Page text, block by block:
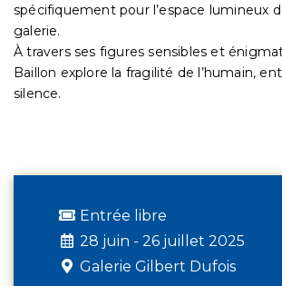
spécifiquement pour l’espace lumineux
galerie.
À travers ses figures sensibles et
Baillon explore la fragilité de l’humain,
silence.
Entrée libre
28 juin - 26 juillet 2025
Galerie Gilbert Dufois